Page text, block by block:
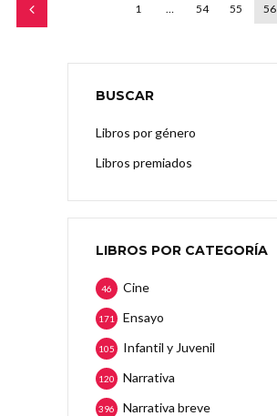
1 … 54 55 56
BUSCAR
Libros por género
Libros premiados
LIBROS POR CATEGORÍA
Cine
46
Ensayo
171
Infantil y Juvenil
105
Narrativa
120
Narrativa breve
396